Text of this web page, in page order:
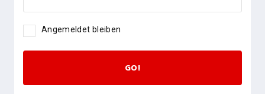
Angemeldet bleiben
GO!